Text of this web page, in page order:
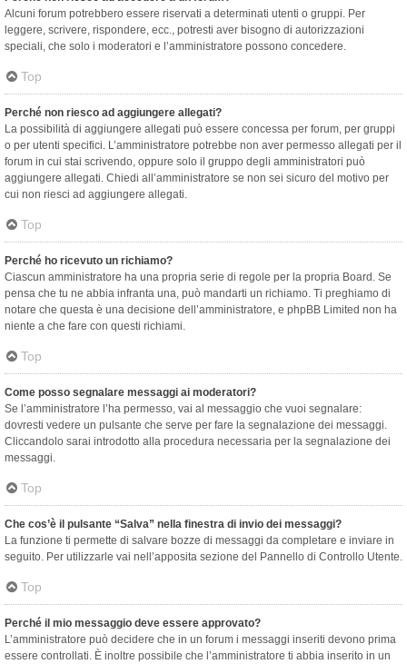
Alcuni forum potrebbero essere riservati a determinati utenti o gruppi. Per
leggere, scrivere, rispondere, ecc., potresti aver bisogno di autorizzazioni
speciali, che solo i moderatori e l’amministratore possono concedere.
Top
Perché non riesco ad aggiungere allegati?
La possibilità di aggiungere allegati può essere concessa per forum, per gruppi
o per utenti specifici. L’amministratore potrebbe non aver permesso allegati per il
forum in cui stai scrivendo, oppure solo il gruppo degli amministratori può
aggiungere allegati. Chiedi all’amministratore se non sei sicuro del motivo per
cui non riesci ad aggiungere allegati.
Top
Perché ho ricevuto un richiamo?
Ciascun amministratore ha una propria serie di regole per la propria Board. Se
pensa che tu ne abbia infranta una, può mandarti un richiamo. Ti preghiamo di
notare che questa è una decisione dell’amministratore, e phpBB Limited non ha
niente a che fare con questi richiami.
Top
Come posso segnalare messaggi ai moderatori?
Se l’amministratore l’ha permesso, vai al messaggio che vuoi segnalare:
dovresti vedere un pulsante che serve per fare la segnalazione dei messaggi.
Cliccandolo sarai introdotto alla procedura necessaria per la segnalazione dei
messaggi.
Top
Che cos’è il pulsante “Salva” nella finestra di invio dei messaggi?
La funzione ti permette di salvare bozze di messaggi da completare e inviare in
seguito. Per utilizzarle vai nell’apposita sezione del Pannello di Controllo Utente.
Top
Perché il mio messaggio deve essere approvato?
L’amministratore può decidere che in un forum i messaggi inseriti devono prima
essere controllati. È inoltre possibile che l’amministratore ti abbia inserito in un